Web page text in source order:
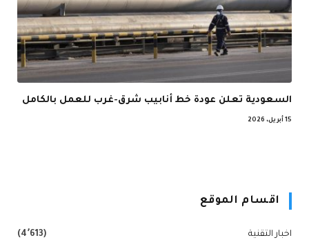
السعودية تعلن عودة خط أنابيب شرق-غرب للعمل بالكامل
15 أبريل، 2026
اقسام الموقع
اخبار التقنية (4٬613)